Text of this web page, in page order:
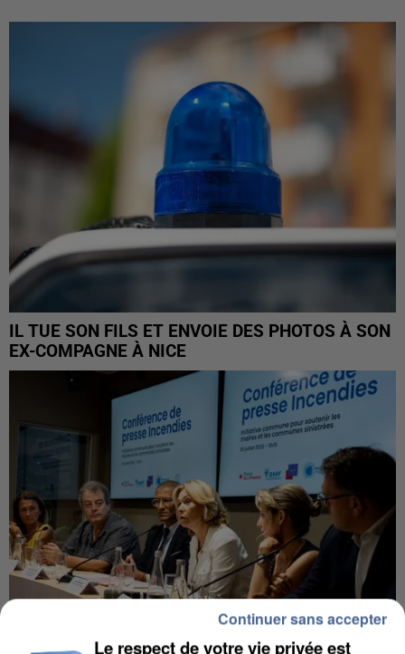
IL TUE SON FILS ET ENVOIE DES PHOTOS À SON
EX-COMPAGNE À NICE
Le respect de votre vie privée est
Continuer sans accepter